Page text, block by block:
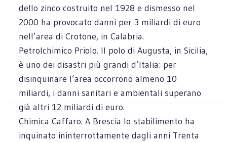
dello zinco costruito nel 1928 e dismesso nel
2000 ha provocato danni per 3 miliardi di euro
nell’area di Crotone, in Calabria.
Petrolchimico Priolo. Il polo di Augusta, in Sicilia,
è uno dei disastri più grandi d’Italia: per
disinquinare l’area occorrono almeno 10
miliardi, i danni sanitari e ambientali superano
già altri 12 miliardi di euro.
Chimica Caffaro. A Brescia lo stabilimento ha
inquinato ininterrottamente dagli anni Trenta